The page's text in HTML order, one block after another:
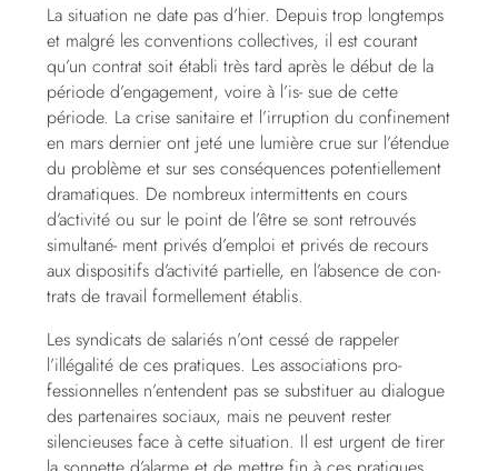
La situation ne date pas d’hier. Depuis trop longtemps
et malgré les conventions collectives, il est courant
qu’un contrat soit établi très tard après le début de la
période d’engagement, voire à l’is- sue de cette
période. La crise sanitaire et l’irruption du confinement
en mars dernier ont jeté une lumière crue sur l’étendue
du problème et sur ses conséquences potentiellement
dramatiques. De nombreux intermittents en cours
d’activité ou sur le point de l’être se sont retrouvés
simultané- ment privés d’emploi et privés de recours
aux dispositifs d’activité partielle, en l’absence de con-
trats de travail formellement établis.
Les syndicats de salariés n’ont cessé de rappeler
l’illégalité de ces pratiques. Les associations pro-
fessionnelles n’entendent pas se substituer au dialogue
des partenaires sociaux, mais ne peuvent rester
silencieuses face à cette situation. Il est urgent de tirer